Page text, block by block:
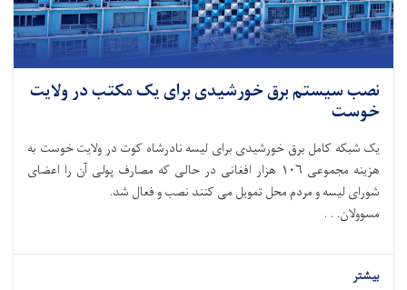
نصب سیستم برق خورشیدی برای یک مکتب در ولایت
خوست
یک شبکه کامل برق خورشیدی برای لیسه نادرشاه کوت در ولایت خوست به
هزینه مجموعی ۱۰۶ هزار افغانی در حالی که مصارف پولی آن را اعضای
شورای لیسه و مردم محل تمویل می کنند نصب و فعال شد.
مسوولان. . .
بیشتر